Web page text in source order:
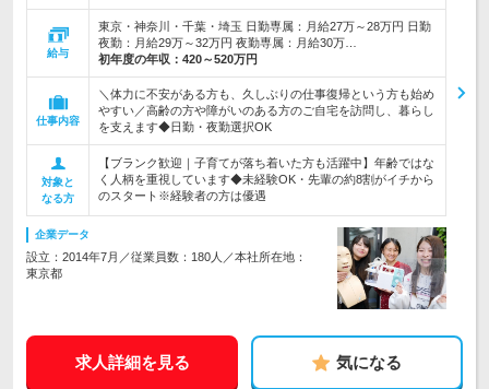
給与
東京・神奈川・千葉・埼玉 日勤専属：月給27万～28万円 日勤
夜勤：月給29万～32万円 夜勤専属：月給30万…
初年度の年収： 420～520万円
仕事内容
＼体力に不安がある方も、久しぶりの仕事復帰という方も始め
やすい／高齢の方や障がいのある方のご自宅を訪問し、暮らし
を支えます◆日勤・夜勤選択OK
対象と
なる方
【ブランク歓迎｜子育てが落ち着いた方も活躍中】年齢ではな
く人柄を重視しています◆未経験OK・先輩の約8割がイチから
のスタート※経験者の方は優遇
企業データ
設立：2014年7月／従業員数：180人／本社所在地：
東京都
求人詳細を見る 気になる